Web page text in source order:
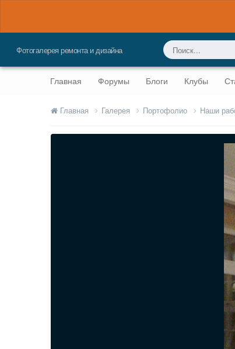
Фотогалерея ремонта и дизайна
Главная Форумы Блоги Клубы
Главная Галерея Портофолио Наши